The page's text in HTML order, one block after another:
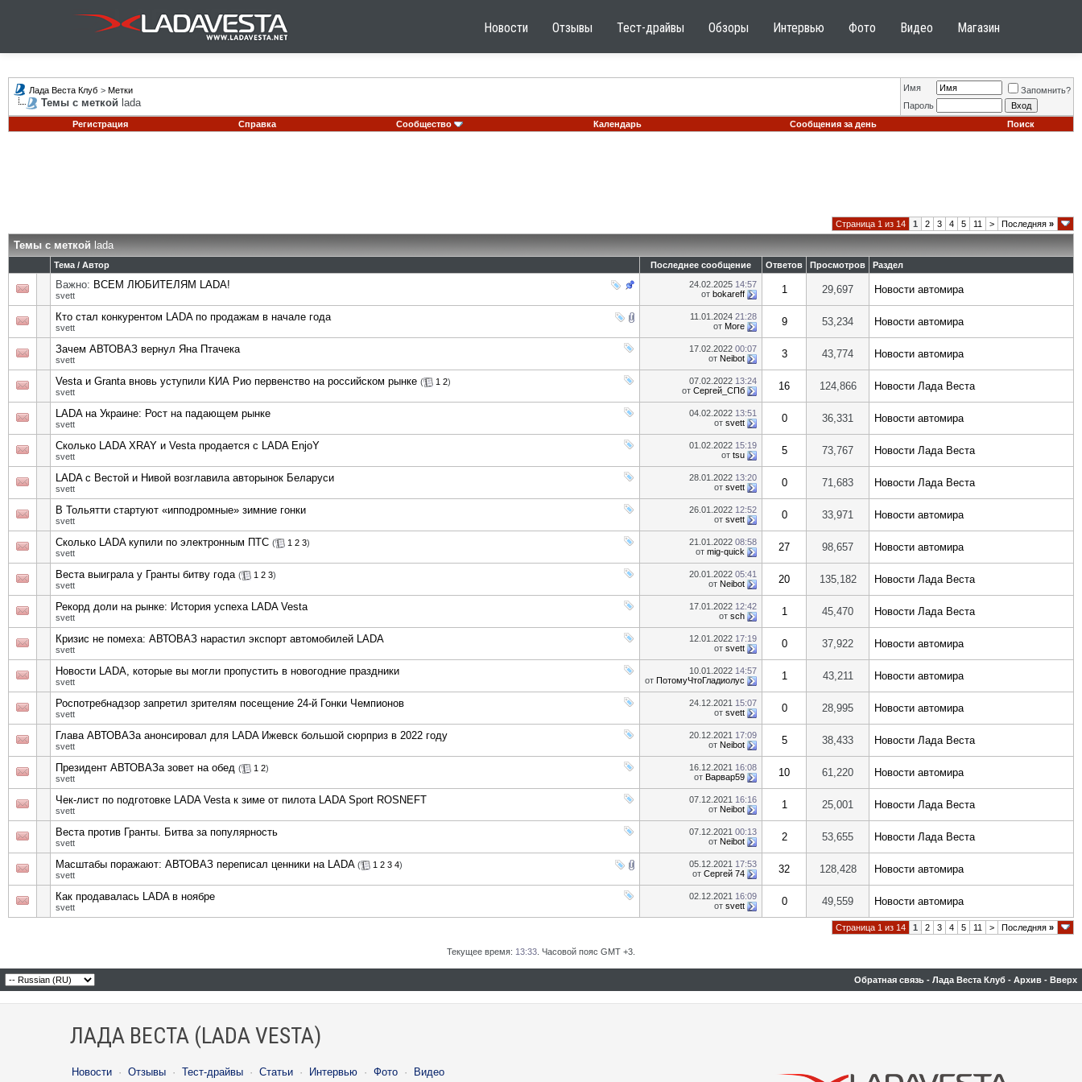
Новости Отзывы Тест-драйвы Обзоры Интервью Фото Видео Магазин
Лада Веста Клуб > Метки
Темы с меткой lada
Имя
Запомнить?
Пароль
Регистрация
Справка Сообщество Календарь Сообщения за день Поиск
Страница 1 из 14 1 2 3 4 5 11 > Последняя »
Темы с меткой lada
Тема / Автор Последнее сообщение Ответов Просмотров Раздел
Важно: ВСЕМ ЛЮБИТЕЛЯМ LADA!
svett
24.02.2025 14:57
от bokareff 1 29,697 Новости автомира
Кто стал конкурентом LADA по продажам в начале года
svett
11.01.2024 21:28
от More 9 53,234 Новости автомира
Зачем АВТОВАЗ вернул Яна Птачека
svett
17.02.2022 00:07
от Neibot 3 43,774 Новости автомира
Vesta и Granta вновь уступили КИА Рио первенство на российском рынке ( 1 2)
svett
07.02.2022 13:24
от Сергей_СПб 16 124,866 Новости Лада Веста
LADA на Украине: Рост на падающем рынке
svett
04.02.2022 13:51
от svett 0 36,331 Новости автомира
Сколько LADA XRAY и Vesta продается с LADA EnjoY
svett
01.02.2022 15:19
от tsu 5 73,767 Новости Лада Веста
LADA с Вестой и Нивой возглавила авторынок Беларуси
svett
28.01.2022 13:20
от svett 0 71,683 Новости Лада Веста
В Тольятти стартуют «ипподромные» зимние гонки
svett
26.01.2022 12:52
от svett 0 33,971 Новости автомира
Сколько LADA купили по электронным ПТС ( 1 2 3)
svett
21.01.2022 08:58
от mig-quick 27 98,657 Новости автомира
Веста выиграла у Гранты битву года ( 1 2 3)
svett
20.01.2022 05:41
от Neibot 20 135,182 Новости Лада Веста
Рекорд доли на рынке: История успеха LADA Vesta
svett
17.01.2022 12:42
от sch 1 45,470 Новости Лада Веста
Кризис не помеха: АВТОВАЗ нарастил экспорт автомобилей LADA
svett
12.01.2022 17:19
от svett 0 37,922 Новости автомира
Новости LADA, которые вы могли пропустить в новогодние праздники
svett
10.01.2022 14:57
от ПотомуЧтоГладиолус 1 43,211 Новости автомира
Роспотребнадзор запретил зрителям посещение 24-й Гонки Чемпионов
svett
24.12.2021 15:07
от svett 0 28,995 Новости автомира
Глава АВТОВАЗа анонсировал для LADA Ижевск большой сюрприз в 2022 году
svett
20.12.2021 17:09
от Neibot 5 38,433 Новости Лада Веста
Президент АВТОВАЗа зовет на обед ( 1 2)
svett
16.12.2021 16:08
от Варвар59 10 61,220 Новости автомира
Чек-лист по подготовке LADA Vesta к зиме от пилота LADA Sport ROSNEFT
svett
07.12.2021 16:16
от Neibot 1 25,001 Новости Лада Веста
Веста против Гранты. Битва за популярность
svett
07.12.2021 00:13
от Neibot 2 53,655 Новости Лада Веста
Масштабы поражают: АВТОВАЗ переписал ценники на LADA ( 1 2 3 4)
svett
05.12.2021 17:53
от Сергей 74 32 128,428 Новости автомира
Как продавалась LADA в ноябре
svett
02.12.2021 16:09
от svett 0 49,559 Новости автомира
Страница 1 из 14 1 2 3 4 5 11 > Последняя »
Текущее время: 13:33 . Часовой пояс GMT +3.
Обратная связь - Лада Веста Клуб - Архив - Вверх
ЛАДА ВЕСТА (LADA VESTA)
Новости · Отзывы · Тест-драйвы · Статьи · Интервью · Фото · Видео